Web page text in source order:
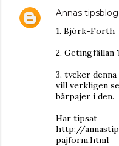
Annas
1. Björk-Forth
2. Getingfällan
3. tycker
vill verkligen
bärpajer i den.
Har tipsat
http://
pajform.html